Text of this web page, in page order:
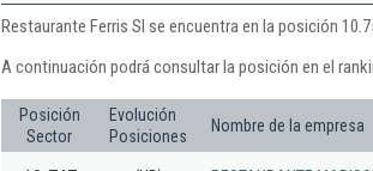
Restaurante Ferris Sl se encuentra en la posición
A continuación podrá consultar la posición en el
Posición
Sector
Evolución
Posiciones
Nombre de la empresa